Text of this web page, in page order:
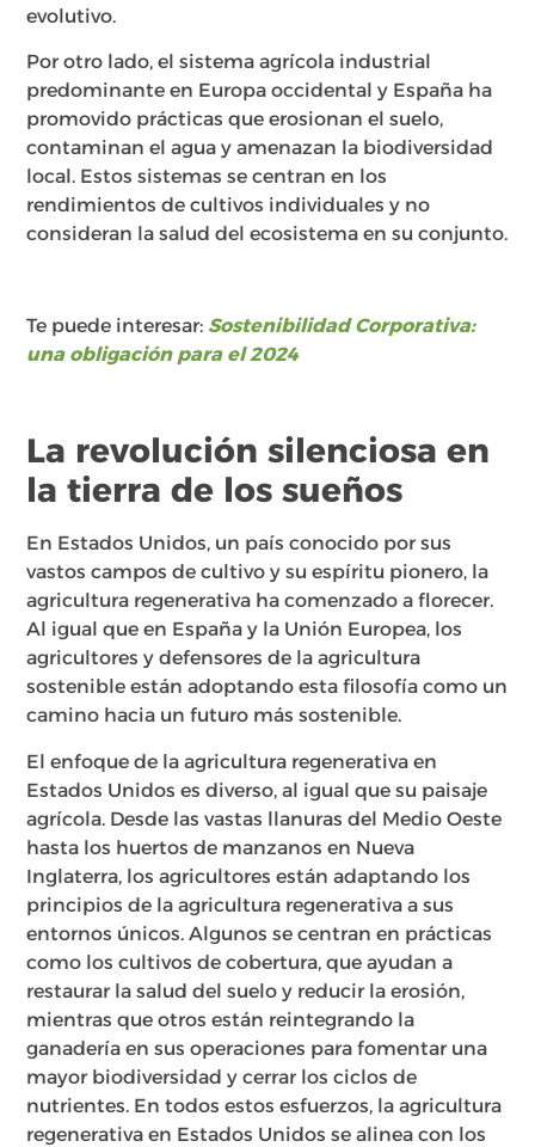
evolutivo.
Por otro lado, el sistema agrícola industrial
predominante en Europa occidental y España ha
promovido prácticas que erosionan el suelo,
contaminan el agua y amenazan la biodiversidad
local. Estos sistemas se centran en los
rendimientos de cultivos individuales y no
consideran la salud del ecosistema en su conjunto.
Te puede interesar: Sostenibilidad Corporativa:
una obligación para el 2024
La revolución silenciosa en
la tierra de los sueños
En Estados Unidos, un país conocido por sus
vastos campos de cultivo y su espíritu pionero, la
agricultura regenerativa ha comenzado a florecer.
Al igual que en España y la Unión Europea, los
agricultores y defensores de la agricultura
sostenible están adoptando esta filosofía como un
camino hacia un futuro más sostenible.
El enfoque de la agricultura regenerativa en
Estados Unidos es diverso, al igual que su paisaje
agrícola. Desde las vastas llanuras del Medio Oeste
hasta los huertos de manzanos en Nueva
Inglaterra, los agricultores están adaptando los
principios de la agricultura regenerativa a sus
entornos únicos. Algunos se centran en prácticas
como los cultivos de cobertura, que ayudan a
restaurar la salud del suelo y reducir la erosión,
mientras que otros están reintegrando la
ganadería en sus operaciones para fomentar una
mayor biodiversidad y cerrar los ciclos de
nutrientes. En todos estos esfuerzos, la agricultura
regenerativa en Estados Unidos se alinea con los